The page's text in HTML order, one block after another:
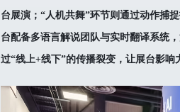
台展演；“人机共舞”环节则通过动作捕
台配备多语言解说团队与实时翻译系统
过“线上+线下”的传播裂变，让展台影响